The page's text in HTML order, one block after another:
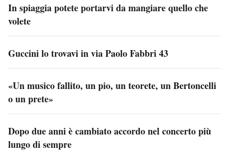
In spiaggia potete portarvi da mangiare quello che
volete
Guccini lo trovavi in via Paolo Fabbri 43
«Un musico fallito, un pio, un teorete, un Bertoncelli
o un prete»
Dopo due anni è cambiato accordo nel concerto più
lungo di sempre